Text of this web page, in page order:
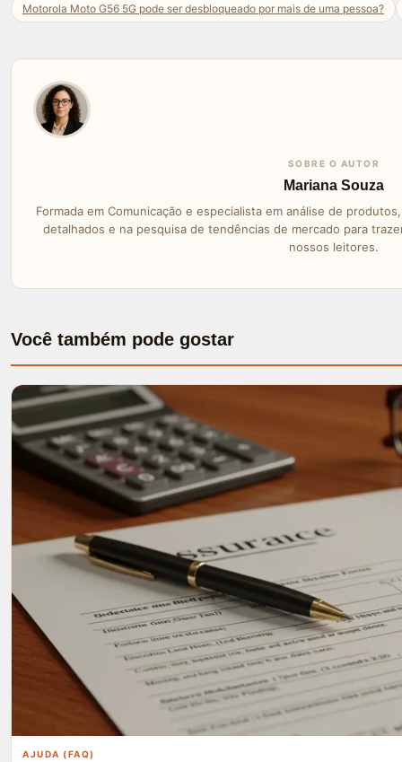
Motorola Moto G56 5G pode ser desbloqueado por mais de uma pessoa?
SOBRE O AUTOR
Mariana Souza
Formada em Comunicação e especialista em análise de
detalhados e na pesquisa de tendências de mercado para
nossos leitores.
Você também pode gostar
AJUDA (FAQ)